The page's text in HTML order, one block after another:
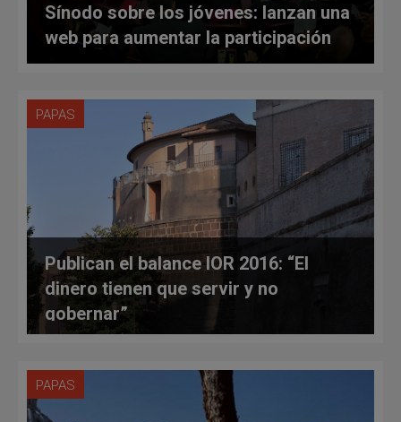
Sínodo sobre los jóvenes: lanzan una
web para aumentar la participación
PAPAS
Publican el balance IOR 2016: “El
dinero tienen que servir y no
gobernar”
PAPAS